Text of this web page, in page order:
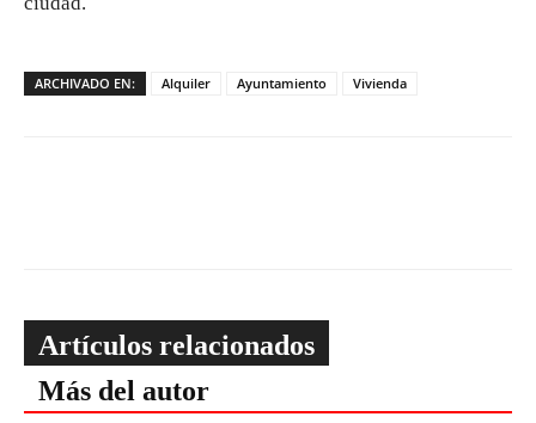
ARCHIVADO EN: Alquiler Ayuntamiento Vivienda
Artículos relacionados
Más del autor